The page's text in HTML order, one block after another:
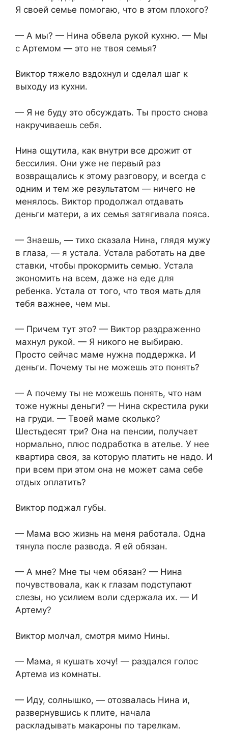
Я своей семье помогаю, что в этом плохого?
— А мы? — Нина обвела рукой кухню. — Мы
с Артемом — это не твоя семья?
Виктор тяжело вздохнул и сделал шаг к
выходу из кухни.
— Я не буду это обсуждать. Ты просто снова
накручиваешь себя.
Нина ощутила, как внутри все дрожит от
бессилия. Они уже не первый раз
возвращались к этому разговору, и всегда с
одним и тем же результатом — ничего не
менялось. Виктор продолжал отдавать
деньги матери, а их семья затягивала пояса.
— Знаешь, — тихо сказала Нина, глядя мужу
в глаза, — я устала. Устала работать на две
ставки, чтобы прокормить семью. Устала
экономить на всем, даже на еде для
ребенка. Устала от того, что твоя мать для
тебя важнее, чем мы.
— Причем тут это? — Виктор раздраженно
махнул рукой. — Я никого не выбираю.
Просто сейчас маме нужна поддержка. И
деньги. Почему ты не можешь это понять?
— А почему ты не можешь понять, что нам
тоже нужны деньги? — Нина скрестила руки
на груди. — Твоей маме сколько?
Шестьдесят три? Она на пенсии, получает
нормально, плюс подработка в ателье. У нее
квартира своя, за которую платить не надо. И
при всем при этом она не может сама себе
отдых оплатить?
Виктор поджал губы.
— Мама всю жизнь на меня работала. Одна
тянула после развода. Я ей обязан.
— А мне? Мне ты чем обязан? — Нина
почувствовала, как к глазам подступают
слезы, но усилием воли сдержала их. — И
Артему?
Виктор молчал, смотря мимо Нины.
— Мама, я кушать хочу! — раздался голос
Артема из комнаты.
— Иду, солнышко, — отозвалась Нина и,
развернувшись к плите, начала
раскладывать макароны по тарелкам.